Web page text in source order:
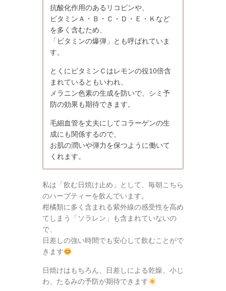
抗酸化作用のあるリコピンや、
ビタミンＡ・Ｂ・Ｃ・Ｄ・Ｅ・Ｋなど
を多く含むため、
「ビタミンの爆弾」とも呼ばれていま
す。
とくにビタミンＣはレモンの役10倍含
まれているともいわれ、
メラニン色素の生成を防いで、シミ予
防の効果も期待できます。
毛細血管を丈夫にしてコラーゲンの生
成にも関係するので、
お肌の潤いや弾力を保つように働いて
くれます。
私は「飲む日焼け止め」として、毎朝こちら
のハーブティーを飲んでいます。
柑橘類に多く含まれる紫外線の感受性を高め
てしまう「ソラレン」も含まれていないの
で、
日差しの強い時間でも安心して飲むことがで
きます
日焼けはもちろん、日差しによる乾燥、小じ
わ、たるみの予防が期待できます